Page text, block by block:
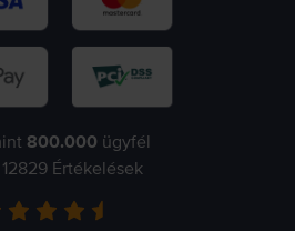
800.000 ügyfél
12829 Értékelések